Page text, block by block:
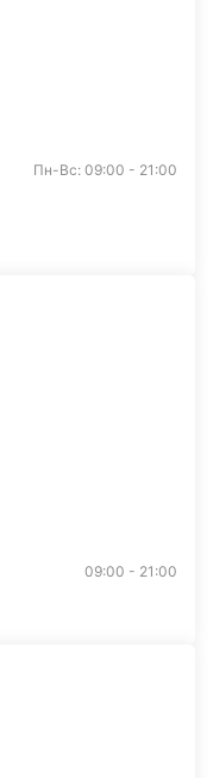
Пн-Вс: 09:00 - 21:00
09:00 - 21:00